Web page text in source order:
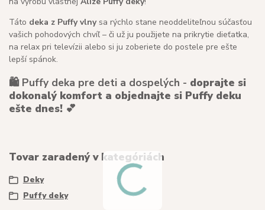
Táto deka z Puffy vlnysa rýchlo stane neoddeliteľnou súčasťou
vašich pohodových chvíľ – či už ju použijete na prikrytie dieťatka,
na relax pri televízii alebo si ju zoberiete do postele pre ešte
lepší spánok.
🛍️ Puffy deka pre deti a dospelých - doprajte si
dokonalý komfort a objednajte si Puffy deku
ešte dnes! 💕
Tovar zaradený v kategóriách
Deky
Puffy deky